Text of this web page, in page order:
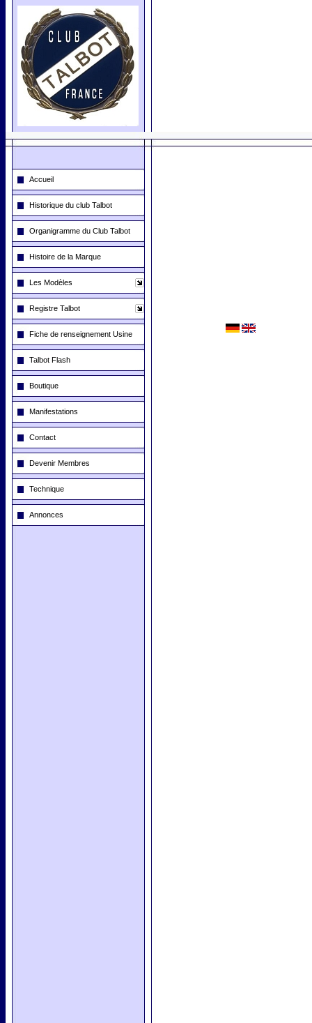
Accueil
Historique du club Talbot
Organigramme du Club Talbot
Histoire de la Marque
Les Modèles
Registre Talbot
Fiche de renseignement Usine
Talbot Flash
Boutique
Manifestations
Contact
Devenir Membres
Technique
Annonces